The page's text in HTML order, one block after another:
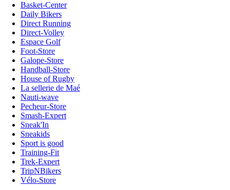
Basket-Center
Daily Bikers
Direct Running
Direct-Volley
Espace Golf
Foot-Store
Galope-Store
Handball-Store
House of Rugby
La sellerie de Maé
Nauti-wave
Pecheur-Store
Smash-Expert
Sneak'In
Sneakids
Sport is good
Training-Fit
Trek-Expert
TripNBikers
Vélo-Store